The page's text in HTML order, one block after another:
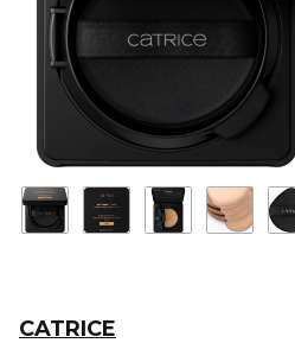
CATRICE